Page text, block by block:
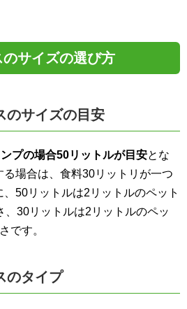
サイズの選び方
のサイズの目安
プの場合50リットルが目安とな
る場合は、食料30リットリが一つ
50リットルは2リットルのペット
、30リットルは2リットルのペッ
です。
のタイプ